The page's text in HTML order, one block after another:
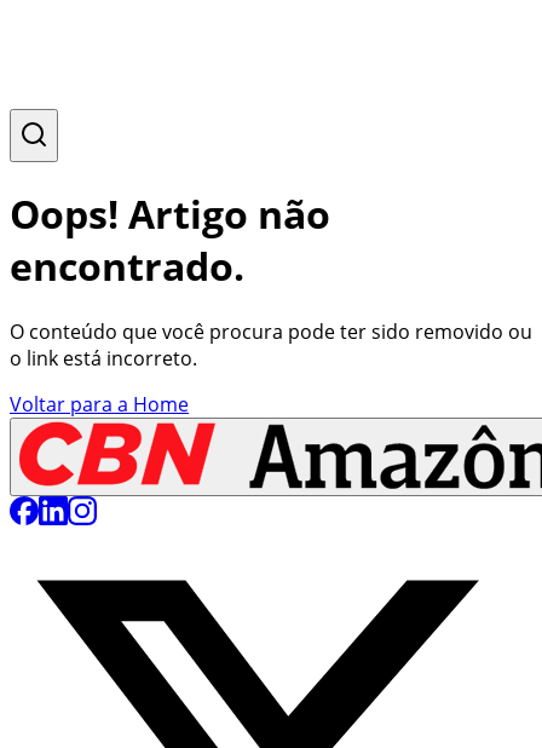
Oops! Artigo não
encontrado.
O conteúdo que você procura pode ter sido removido ou
o link está incorreto.
Voltar para a Home